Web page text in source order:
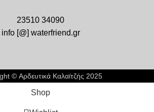
23510 34090
info [@] waterfriend.gr
© Αρδευτικά Καλαϊτζής 2025
Shop